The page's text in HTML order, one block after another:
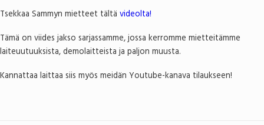
Tsekkaa Sammyn mietteet tältä videolta!
Tämä on viides jakso sarjassamme, jossa kerromme mietteitämme
laiteuutuuksista, demolaitteista ja paljon muusta.
Kannattaa laittaa siis myös meidän Youtube-kanava tilaukseen!